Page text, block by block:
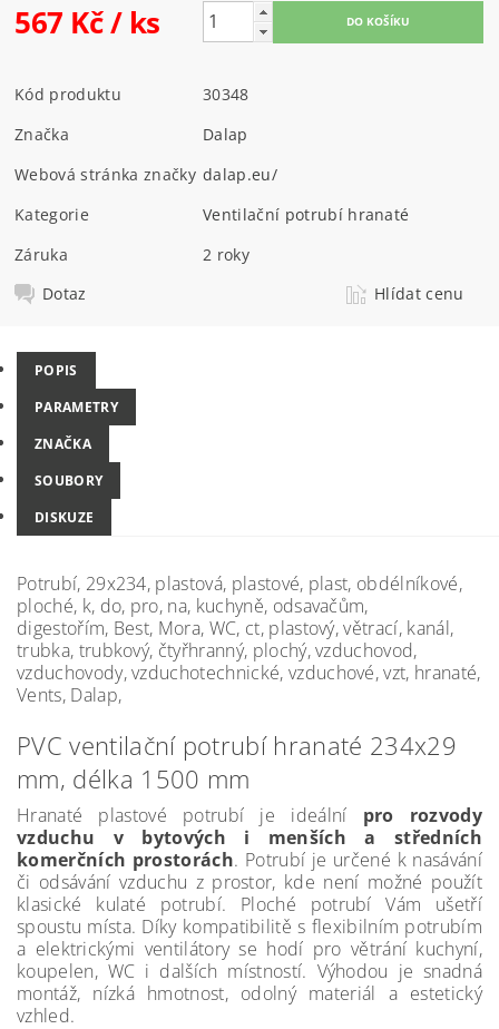
567 Kč/ ks
Kód produktu
30348
Značka
Dalap
Webová stránka značky dalap.eu/
Kategorie
Ventilační potrubí hranaté
Záruka
2 roky
Dotaz
Hlídat cenu
POPIS
PARAMETRY
ZNAČKA
SOUBORY
DISKUZE
Potrubí, 29x234, plastová, plastové, plast, obdélníkové,
ploché, k, do, pro, na, kuchyně, odsavačům,
digestořím, Best, Mora, WC, ct, plastový, větrací, kanál,
trubka, trubkový, čtyřhranný, plochý, vzduchovod,
vzduchovody, vzduchotechnické, vzduchové, vzt, hranaté,
Vents, Dalap,
PVC ventilační potrubí hranaté 234x29
mm, délka 1500 mm
Hranaté plastové potrubí je ideální pro rozvody
vzduchu v bytových i menších a středních
komerčních prostorách. Potrubí je určené k nasávání
či odsávání vzduchu z prostor, kde není možné použít
klasické kulaté potrubí. Ploché potrubí Vám ušetří
spoustu místa. Díky kompatibilitě s flexibilním potrubím
a elektrickými ventilátory se hodí pro větrání kuchyní,
koupelen, WC i dalších místností. Výhodou je snadná
montáž, nízká hmotnost, odolný materiál a estetický
vzhled.